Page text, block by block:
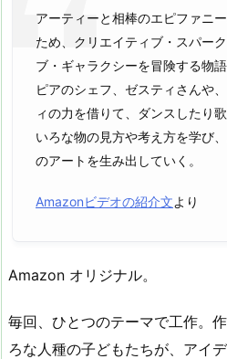
アーティーと相棒のエピファニ
ため、クリエイティブ・スパー
ブ・ギャラクシーを冒険する物
ピアのシェフ、ゼスティさんや
ィの力を借りて、ダンスしたり
いろな物の見方や考え方を学び
のアートを生み出していく。
Amazonビデオの紹介文より
Amazon オリジナル。
毎回、ひとつのテーマで工作。作
ろな人種の子どもたちが、アイ